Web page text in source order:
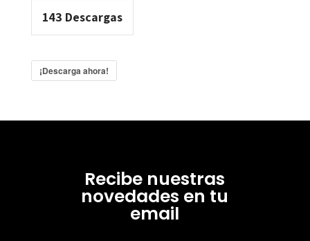
143 Descargas
¡Descarga ahora!
Recibe nuestras
novedades en tu
email